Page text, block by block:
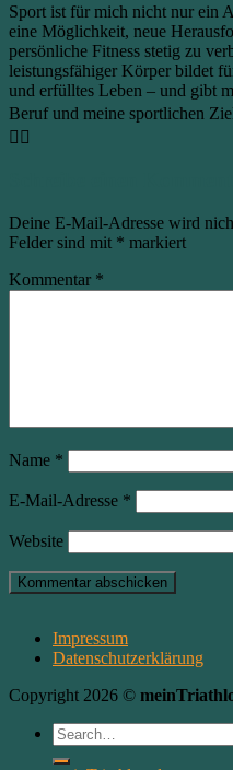
Sport ist für mich nicht nur ein
eine Möglichkeit, neue
persönliche Fitness stetig zu
leistungsfähiger Körper bildet
und erfülltes Leben – und gibt
Beruf und meine sportlichen
🏊‍♀️
Deine E-Mail-Adresse wird
Felder sind mit * markiert
Kommentar *
Name *
E-Mail-Adresse *
Website
Impressum
Datenschutzerklärung
Copyright 2026 ©